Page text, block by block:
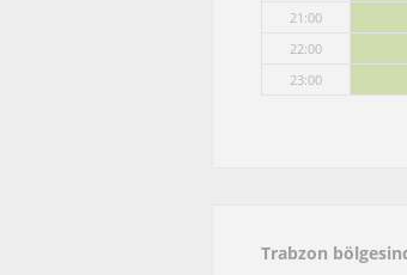
21:00
22:00
23:00
Trabzon